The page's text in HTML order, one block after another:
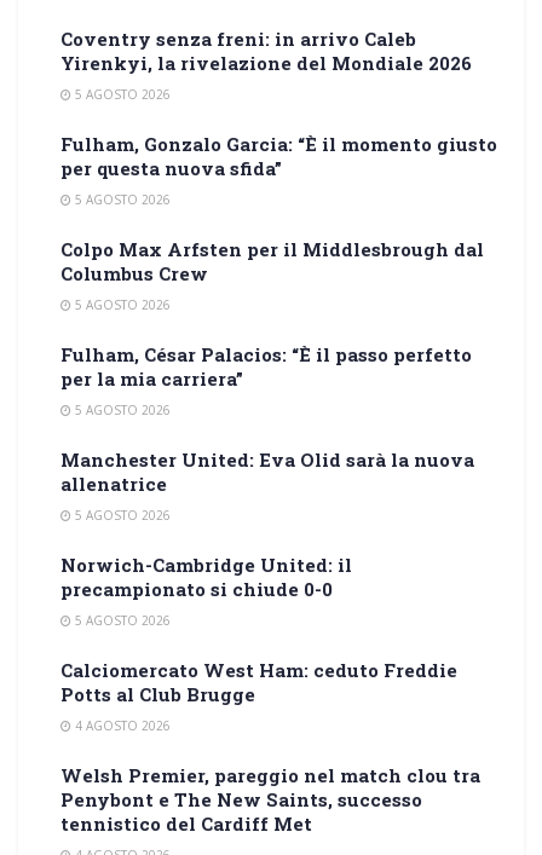
Coventry senza freni: in arrivo Caleb
Yirenkyi, la rivelazione del Mondiale 2026
5 AGOSTO 2026
Fulham, Gonzalo Garcia: “È il momento giusto
per questa nuova sfida”
5 AGOSTO 2026
Colpo Max Arfsten per il Middlesbrough dal
Columbus Crew
5 AGOSTO 2026
Fulham, César Palacios: “È il passo perfetto
per la mia carriera”
5 AGOSTO 2026
Manchester United: Eva Olid sarà la nuova
allenatrice
5 AGOSTO 2026
Norwich-Cambridge United: il
precampionato si chiude 0-0
5 AGOSTO 2026
Calciomercato West Ham: ceduto Freddie
Potts al Club Brugge
4 AGOSTO 2026
Welsh Premier, pareggio nel match clou tra
Penybont e The New Saints, successo
tennistico del Cardiff Met